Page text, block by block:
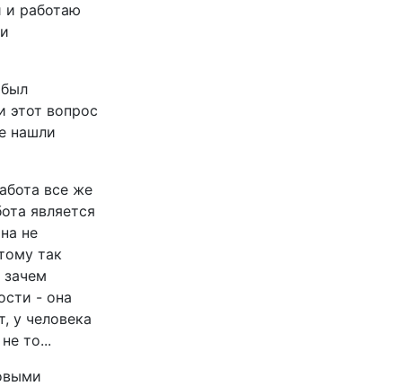
и работаю
этот вопрос
нашли
все же
является
не
так
- она
у человека
то...